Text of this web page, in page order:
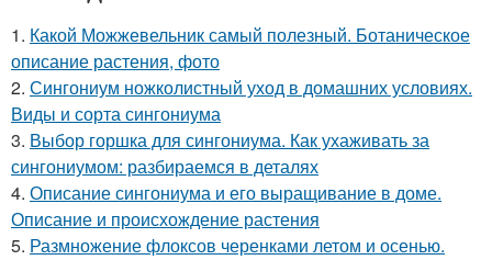
1. Какой Можжевельник самый полезный. Ботаническое
описание растения, фото
2. Сингониум ножколистный уход в домашних условиях.
Виды и сорта сингониума
3. Выбор горшка для сингониума. Как ухаживать за
сингониумом: разбираемся в деталях
4. Описание сингониума и его выращивание в доме.
Описание и происхождение растения
5. Размножение флоксов черенками летом и осенью.